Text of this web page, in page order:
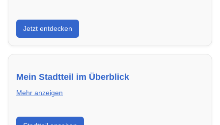
Entdecke Neubauprojekte in Wetzlar – modern,
energieeffizient und sofort bezugsfertig.
Jetzt entdecken
Mein Stadtteil im Überblick
Mehr anzeigen
Erfahre mehr über deinen Stadtteil in Wetzlar: